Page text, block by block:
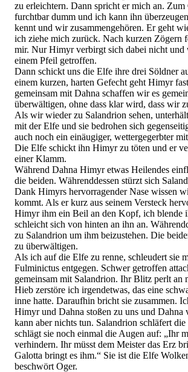
zu erleichtern. Dann spricht er mich an.
furchtbar dumm und ich kann ihn
kennt und wir zusammengehören. Er geht
ich ziehe mich zurück. Nach kurzen Zögern
mir. Nur Himyr verbirgt sich dabei nicht und
einem Pfeil getroffen.
Dann schickt uns die Elfe ihre drei Söldner
einem kurzen, harten Gefecht geht Himyr
gemeinsam mit Dahna schaffen wir es
überwältigen, ohne dass klar wird, dass wir
Als wir wieder zu Salandrion sehen,
mit der Elfe und sie bedrohen sich
auch noch ein einäugiger, wettergegerbter
Die Elfe schickt ihn Himyr zu töten und er
einer Klamm.
Während Dahna Himyr etwas Heilendes
die beiden. Währenddessen stürzt sich
Dank Himyrs hervorragender Nase wissen
kommt. Als er kurz aus seinem Versteck
Himyr ihm ein Beil an den Kopf, ich blende
schleicht sich von hinten an ihn an.
zu Salandrion um ihm beizustehen. Die
zu überwältigen.
Als ich auf die Elfe zu renne, schleudert sie
Fulminictus entgegen. Schwer getroffen
gemeinsam mit Salandrion. Ihr Blitz perlt an
Hieb zerstöre ich irgendetwas, das eine
inne hatte. Daraufhin bricht sie zusammen.
Himyr und Dahna stoßen zu uns und Dahna
kann aber nichts tun. Salandrion schläfert
schlägt sie noch einmal die Augen auf: „Ihr
verhindern. Ihr müsst dem Meister das Erz
Galotta bringt es ihm.“ Sie ist die Elfe
beschwört Oger.